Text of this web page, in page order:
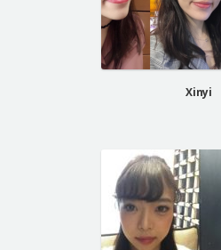
Xinyi